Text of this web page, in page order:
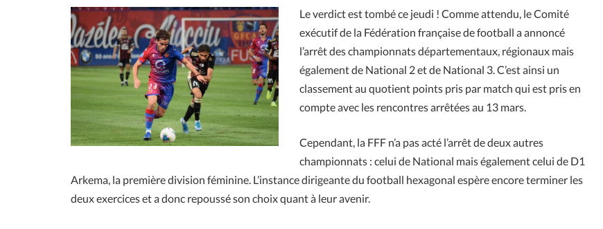
Le verdict est tombé ce jeudi ! Comme attendu, le Comité
exécutif de la Fédération française de football a annoncé
l’arrêt des championnats départementaux, régionaux mais
également de National 2 et de National 3. C’est ainsi un
classement au quotient points pris par match qui est pris en
compte avec les rencontres arrêtées au 13 mars.
Cependant, la FFF n’a pas acté l’arrêt de deux autres
championnats : celui de National mais également celui de D1
Arkema, la première division féminine. L’instance dirigeante du football hexagonal espère encore terminer les
deux exercices et a donc repoussé son choix quant à leur avenir.